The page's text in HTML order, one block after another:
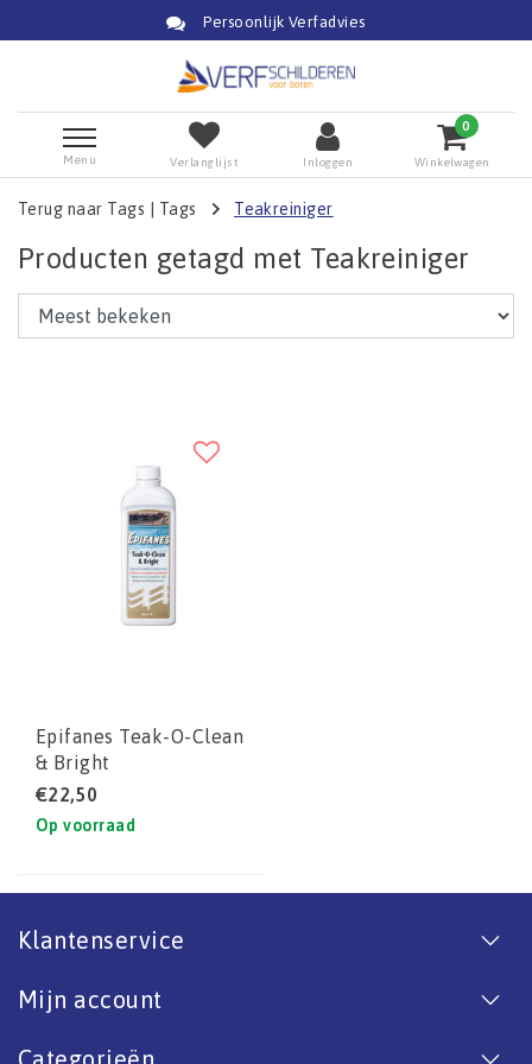
Persoonlijk Verfadvies
Menu Verlanglijst Inloggen
0
Winkelwagen
Terug naar Tags Tags Teakreiniger
Producten getagd met Teakreiniger
Epifanes Teak-O-Clean
& Bright
€22,50
Op voorraad
Klantenservice
Mijn account
Categorieën